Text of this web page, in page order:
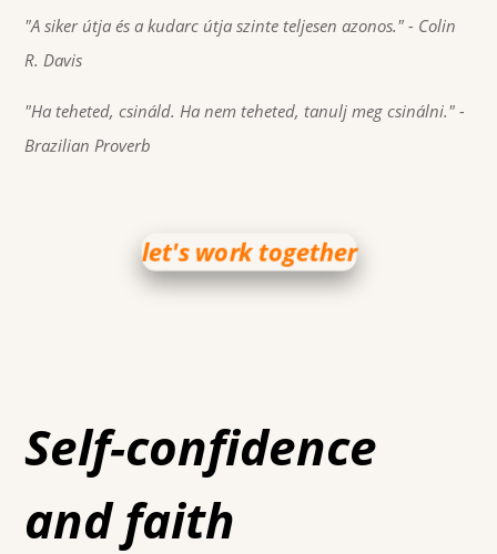
"A siker útja és a kudarc útja szinte teljesen azonos." - Colin
R. Davis
"Ha teheted, csináld. Ha nem teheted, tanulj meg csinálni." -
Brazilian Proverb
let's work together
Self-confidence
and faith